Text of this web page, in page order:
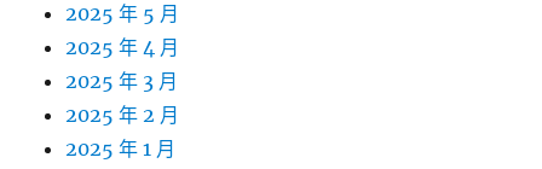
2025 年 5 月
2025 年 4 月
2025 年 3 月
2025 年 2 月
2025 年 1 月